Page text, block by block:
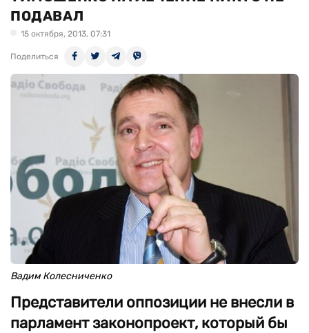
ПОДАВАЛ
15 октября, 2013, 07:31
Поделиться
Вадим Колесниченко
Представители оппозиции не внесли в
парламент законопроект, который бы